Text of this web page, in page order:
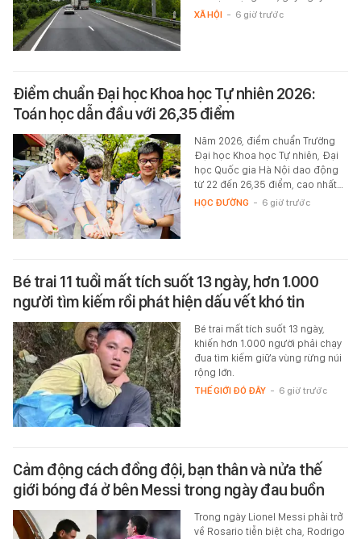
XÃ HỘI - 6 giờ trước
Điểm chuẩn Đại học Khoa học Tự nhiên 2026:
Toán học dẫn đầu với 26,35 điểm
Năm 2026, điểm chuẩn Trường
Đại học Khoa học Tự nhiên, Đại
học Quốc gia Hà Nội dao động
từ 22 đến 26,35 điểm, cao nhất…
HỌC ĐƯỜNG - 6 giờ trước
Bé trai 11 tuổi mất tích suốt 13 ngày, hơn 1.000
người tìm kiếm rồi phát hiện dấu vết khó tin
Bé trai mất tích suốt 13 ngày,
khiến hơn 1.000 người phải chạy
đua tìm kiếm giữa vùng rừng núi
rộng lớn.
THẾ GIỚI ĐÓ ĐÂY - 6 giờ trước
Cảm động cách đồng đội, bạn thân và nửa thế
giới bóng đá ở bên Messi trong ngày đau buồn
Trong ngày Lionel Messi phải trở
về Rosario tiễn biệt cha, Rodrigo